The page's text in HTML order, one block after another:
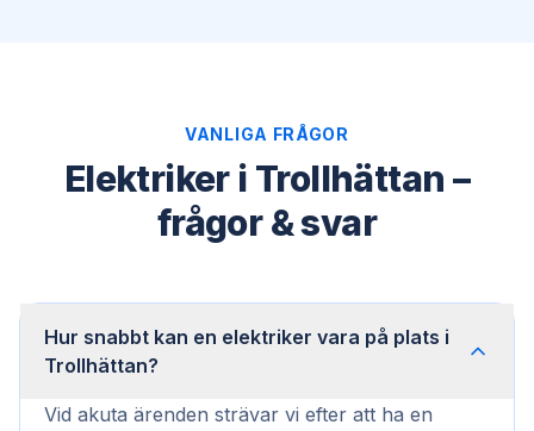
VANLIGA FRÅGOR
Elektriker i Trollhättan –
frågor & svar
Hur snabbt kan en elektriker vara på plats i
Trollhättan?
Vid akuta ärenden strävar vi efter att ha en